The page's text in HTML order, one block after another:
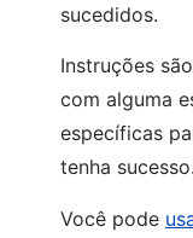
sucedidos.
Instruções
com alguma
específicas
tenha sucesso.
Você pode